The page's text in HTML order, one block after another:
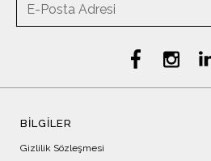
BİLGİLER
Gizlilik Sözleşmesi